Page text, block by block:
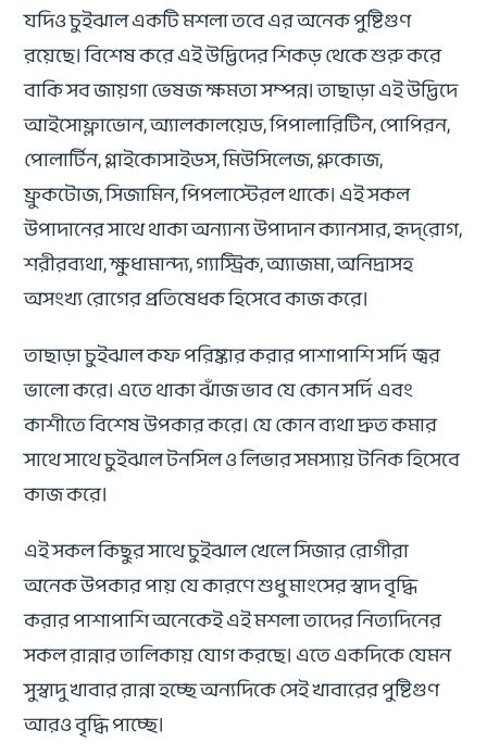
যদিও চুইঝাল একটি মশলা তবে এর অনেক পুষ্টিগুণ
রয়েছে। বিশেষ করে এই উদ্ভিদের শিকড় থেকে শুরু করে
বাকি সব জায়গা ভেষজ ক্ষমতা সম্পন্ন। তাছাড়া এই উদ্ভিদে
আইসোফ্লাভোন, অ্যালকালয়েড, পিপালারিটিন, পোপিরন,
পোলার্টিন, গ্লাইকোসাইডস, মিউসিলেজ, গ্লুকোজ,
ফ্রুকটোজ, সিজামিন, পিপলাস্টেরল থাকে। এই সকল
উপাদানের সাথে থাকা অন্যান্য উপাদান ক্যানসার, হৃদ্‌রোগ,
শরীরব্যথা, ক্ষুধামান্দ্য, গ্যাস্ট্রিক, অ্যাজমা, অনিদ্রাসহ
অসংখ্য রোগের প্রতিষেধক হিসেবে কাজ করে।
তাছাড়া চুইঝাল কফ পরিষ্কার করার পাশাপাশি সর্দি জ্বর
ভালো করে। এতে থাকা ঝাঁজ ভাব যে কোন সর্দি এবং
কাশীতে বিশেষ উপকার করে। যে কোন ব্যথা দ্রুত কমার
সাথে সাথে চুইঝাল টনসিল ও লিভার সমস্যায় টনিক হিসেবে
কাজ করে।
এই সকল কিছুর সাথে চুইঝাল খেলে সিজার রোগীরা
অনেক উপকার পায় যে কারণে শুধু মাংসের স্বাদ বৃদ্ধি
করার পাশাপাশি অনেকেই এই মশলা তাদের নিত্যদিনের
সকল রান্নার তালিকায় যোগ করছে। এতে একদিকে যেমন
সুস্বাদু খাবার রান্না হচ্ছে অন্যদিকে সেই খাবারের পুষ্টিগুণ
আরও বৃদ্ধি পাচ্ছে।